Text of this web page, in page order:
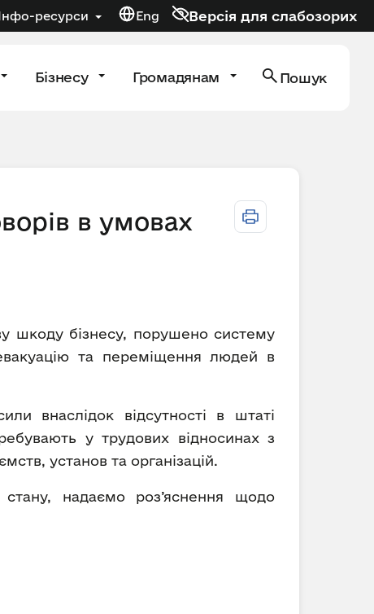
ресурси Eng Версія для слабозорих
Бізнесу Громадянам Пошук
в умовах
шкоду бізнесу, порушено систему
та переміщення людей в
внаслідок відсутності в штаті
у трудових відносинах з
установ та організацій.
стану, надаємо роз’яснення щодо